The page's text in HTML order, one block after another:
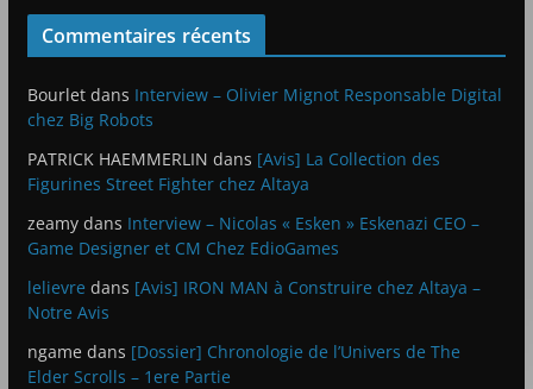
Commentaires récents
Bourletdans Interview – Olivier Mignot Responsable Digital
chez Big Robots
PATRICK HAEMMERLIN dans [Avis] La Collection des
Figurines Street Fighter chez Altaya
zeamydans Interview – Nicolas « Esken » Eskenazi CEO –
Game Designer et CM Chez EdioGames
lelievre dans [Avis] IRON MAN à Construire chez Altaya –
Notre Avis
ngame dans [Dossier] Chronologie de l’Univers de The
Elder Scrolls – 1ere Partie